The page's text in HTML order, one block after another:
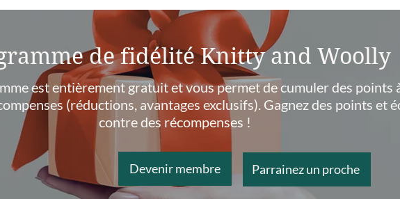
de fidélité Knitty and Woolly
est entièrement gratuit et vous permet de cumuler des points
(réductions, avantages exclusifs). Gagnez des points et
contre des récompenses !
Devenir membre Parrainez un proche